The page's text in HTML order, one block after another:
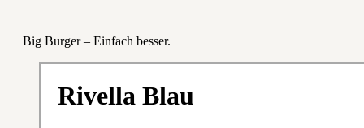
Big Burger – Einfach besser.
Rivella Blau